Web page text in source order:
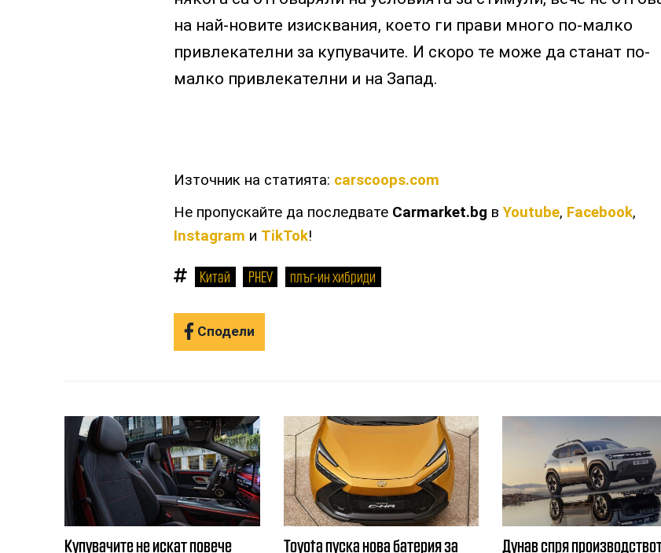
на най-новите изисквания, което ги прави много по-малко
привлекателни за купувачите. И скоро те може да станат по-
малко привлекателни и на Запад.
Източник на статията: carscoops.com
Не пропускайте да последвате Carmarket.bg вYoutube, Facebook,
Instagram и TikTok!
Китай PHEV плъг-ин хибриди
Сподели
Купувачите не искат повече Toyota пуска нова батерия за Дунав спря